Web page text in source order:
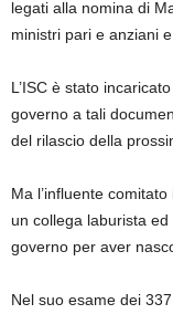
legati alla nomina di
ministri pari e anziani
L’ISC è stato
governo a tali
del rilascio della
Ma l’influente
un collega laburista
governo per aver
Nel suo esame dei